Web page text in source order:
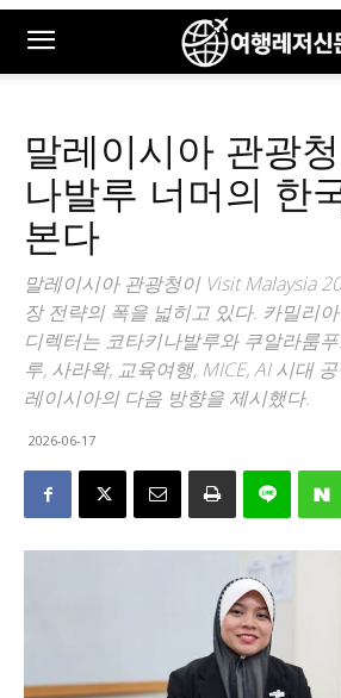
말레이시아 관광
나발루 너머의 한
본다
말레이시아 관광청이 Visit Malaysia
장 전략의 폭을 넓히고 있다. 카밀리
디렉터는 코타키나발루와 쿠알라룸
루, 사라왁, 교육여행, MICE, AI 시대
레이시아의 다음 방향을 제시했다.
2026-06-17